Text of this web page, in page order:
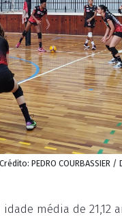
PEDRO COURBASSIER /
média de 21,12